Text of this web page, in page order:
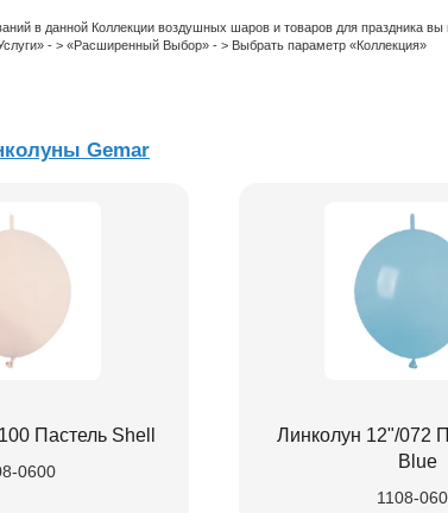
в данной Коллекции воздушных шаров и товаров для праздника
- > «Расширенный Выбор» - > Выбрать параметр «Коллекция»
Gemar
Пастель Shell
0600
Линколун 12"/072
Blue
1108-